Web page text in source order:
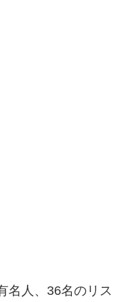
名人、36名のリス